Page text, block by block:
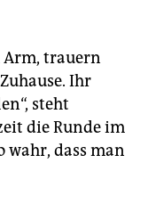
Arm, trauern
Ihr
steht
die Runde im
wahr, dass man